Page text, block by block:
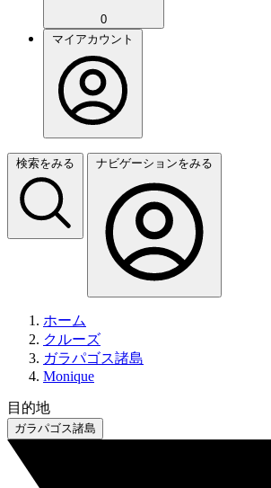
0
マイアカウント
検索をみる ナビゲーションをみる
ホーム
クルーズ
ガラパゴス諸島
Monique
目的地
ガラパゴス諸島